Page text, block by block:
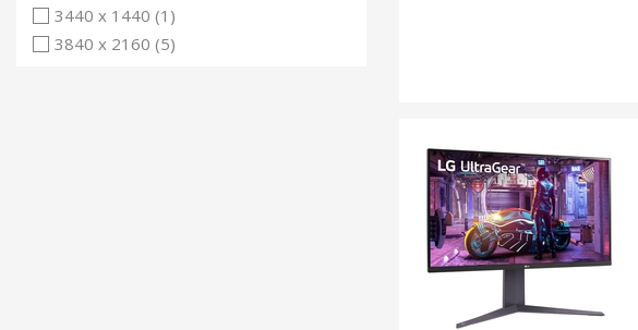
3440 x 1440 (1)
3840 x 2160 (5)